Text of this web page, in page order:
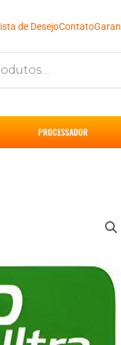
de DesejoContato
PROCESSADOR